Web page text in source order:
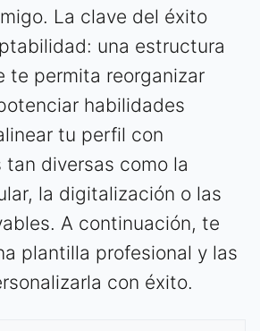
La clave del éxito
una estructura
te permita reorganizar
habilidades
tu perfil con
diversas como la
la digitalización o las
A continuación, te
plantilla profesional y las
con éxito.